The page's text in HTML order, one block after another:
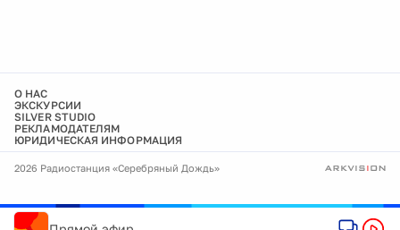
О НАС
ЭКСКУРСИИ
SILVER STUDIO
РЕКЛАМОДАТЕЛЯМ
ЮРИДИЧЕСКАЯ ИНФОРМАЦИЯ
2026 Радиостанция «Серебряный Дождь»